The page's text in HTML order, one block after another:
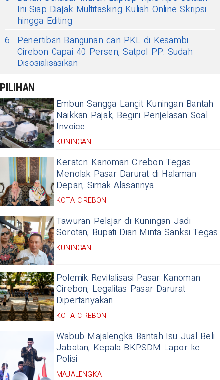
Ini Siap Diajak Multitasking Kuliah Online Skripsi
hingga Editing
6
Penertiban Bangunan dan PKL di Kesambi
Cirebon Capai 40 Persen, Satpol PP: Sudah
Disosialisasikan
PILIHAN
Embun Sangga Langit Kuningan Bantah
Naikkan Pajak, Begini Penjelasan Soal
Invoice
KUNINGAN
Keraton Kanoman Cirebon Tegas
Menolak Pasar Darurat di Halaman
Depan, Simak Alasannya
KOTA CIREBON
Tawuran Pelajar di Kuningan Jadi
Sorotan, Bupati Dian Minta Sanksi Tegas
KUNINGAN
Polemik Revitalisasi Pasar Kanoman
Cirebon, Legalitas Pasar Darurat
Dipertanyakan
KOTA CIREBON
Wabub Majalengka Bantah Isu Jual Beli
Jabatan, Kepala BKPSDM Lapor ke
Polisi
MAJALENGKA